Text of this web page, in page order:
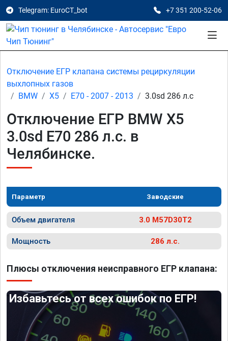
Telegram: EuroCT_bot +7 351 200-52-06
Отключение ЕГР клапана системы рециркуляции
выхлопных газов
BMW
X5 E70 - 2007 - 2013 3.0sd 286 л.с
Отключение ЕГР BMW X5
3.0sd E70 286 л.с. в
Челябинске.
Параметр Заводские
Объем двигателя 3.0 M57D30T2
Мощность 286 л.с.
Плюсы отключения неисправного ЕГР клапана:
Избавьтесь от всех ошибок по ЕГР!